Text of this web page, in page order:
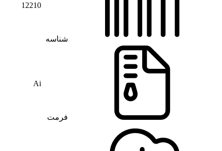
شناسه
12210
فرمت
Ai